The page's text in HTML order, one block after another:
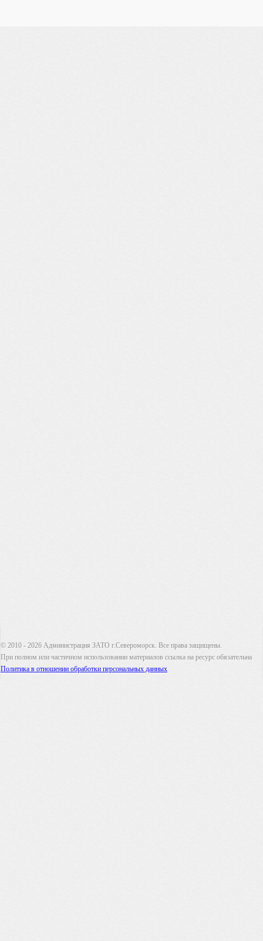
© 2010 - 2026 Администрация ЗАТО г.Североморск. Все права защищены.
При полном или частичном использовании материалов ссылка на ресурс обязательна
Политика в отношении обработки персональных данных